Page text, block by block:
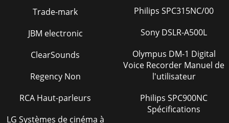
Trade-mark
JBM electronic
ClearSounds
Regency Non
RCA Haut-parleurs
LG Systèmes de cinéma à
Philips SPC315NC/00
Sony DSLR-A500L
Olympus DM-1 Digital
Voice Recorder Manuel de
l'utilisateur
Philips SPC900NC
Spécifications